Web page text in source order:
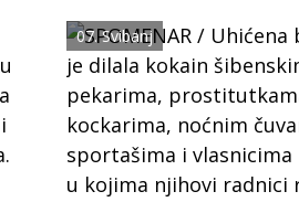
07. Svibanj